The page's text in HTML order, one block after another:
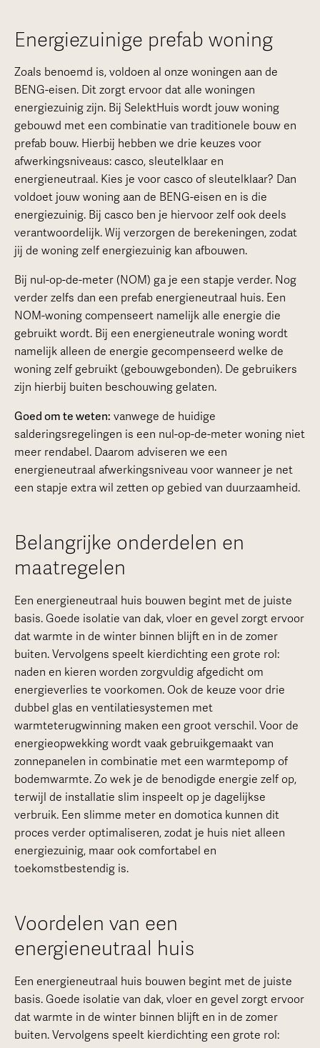
Energiezuinige prefab woning
Zoals benoemd is, voldoen al onze woningen aan de
BENG-eisen. Dit zorgt ervoor dat alle woningen
energiezuinig zijn. Bij SelektHuis wordt jouw woning
gebouwd met een combinatie van traditionele bouw en
prefab bouw. Hierbij hebben we drie keuzes voor
afwerkingsniveaus: casco, sleutelklaar en
energieneutraal. Kies je voor casco of sleutelklaar? Dan
voldoet jouw woning aan de BENG-eisen en is die
energiezuinig. Bij casco ben je hiervoor zelf ook deels
verantwoordelijk. Wij verzorgen de berekeningen, zodat
jij de woning zelf energiezuinig kan afbouwen.
Bij nul-op-de-meter (NOM) ga je een stapje verder. Nog
verder zelfs dan een prefab energieneutraal huis. Een
NOM-woning compenseert namelijk alle energie die
gebruikt wordt. Bij een energieneutrale woning wordt
namelijk alleen de energie gecompenseerd welke de
woning zelf gebruikt (gebouwgebonden). De gebruikers
zijn hierbij buiten beschouwing gelaten.
Goed om te weten: vanwege de huidige
salderingsregelingen is een nul-op-de-meter woning niet
meer rendabel. Daarom adviseren we een
energieneutraal afwerkingsniveau voor wanneer je net
een stapje extra wil zetten op gebied van duurzaamheid.
Belangrijke onderdelen en
maatregelen
Een energieneutraal huis bouwen begint met de juiste
basis. Goede isolatie van dak, vloer en gevel zorgt ervoor
dat warmte in de winter binnen blijft en in de zomer
buiten. Vervolgens speelt kierdichting een grote rol:
naden en kieren worden zorgvuldig afgedicht om
energieverlies te voorkomen. Ook de keuze voor drie
dubbel glas en ventilatiesystemen met
warmteterugwinning maken een groot verschil. Voor de
energieopwekking wordt vaak gebruikgemaakt van
zonnepanelen in combinatie met een warmtepomp of
bodemwarmte. Zo wek je de benodigde energie zelf op,
terwijl de installatie slim inspeelt op je dagelijkse
verbruik. Een slimme meter en domotica kunnen dit
proces verder optimaliseren, zodat je huis niet alleen
energiezuinig, maar ook comfortabel en
toekomstbestendig is.
Voordelen van een
energieneutraal huis
Een energieneutraal huis bouwen begint met de juiste
basis. Goede isolatie van dak, vloer en gevel zorgt ervoor
dat warmte in de winter binnen blijft en in de zomer
buiten. Vervolgens speelt kierdichting een grote rol: